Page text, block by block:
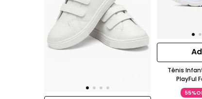
Tênis
PlayFul